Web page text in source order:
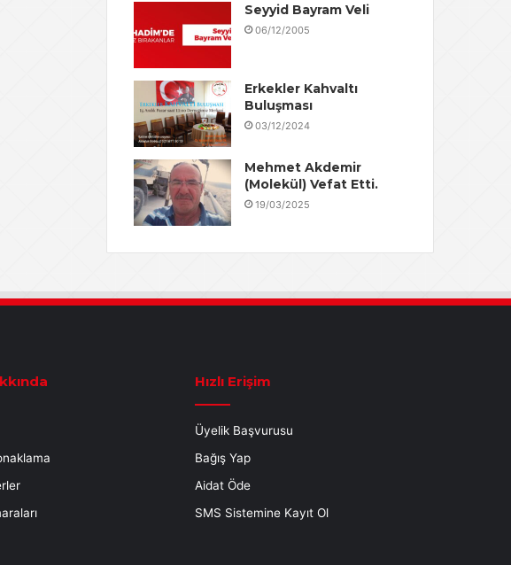
Seyyid Bayram Veli
06/12/2005
Erkekler Kahvaltı
Buluşması
03/12/2024
Mehmet Akdemir
(Molekül) Vefat Etti.
19/03/2025
Hızlı Erişim
Üyelik Başvurusu
Bağış Yap
Aidat Öde
SMS Sistemine Kayıt Ol